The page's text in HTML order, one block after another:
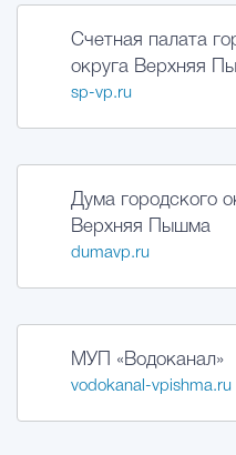
Счетная палата
округа Верхняя
sp-vp.ru
Дума городского
Верхняя Пышма
dumavp.ru
МУП «Водоканал»
vodokanal-vpishma.ru